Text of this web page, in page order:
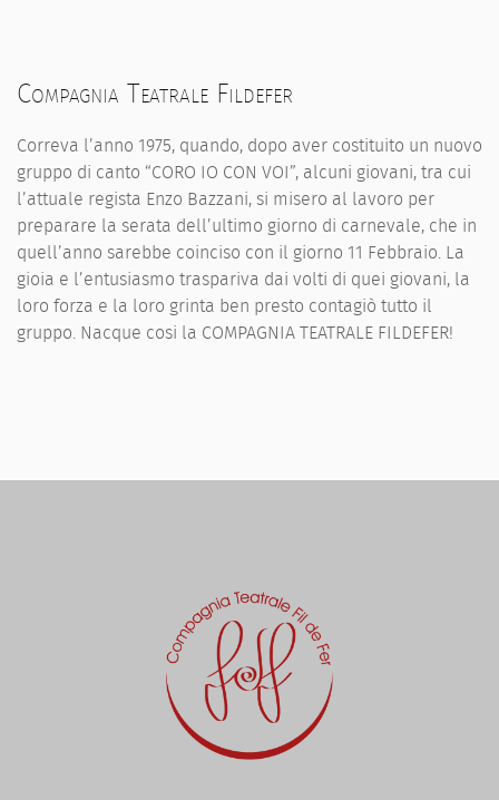
Compagnia Teatrale Fildefer
Correva l’anno 1975, quando, dopo aver costituito un nuovo
gruppo di canto “CORO IO CON VOI”, alcuni giovani, tra cui
l’attuale regista Enzo Bazzani, si misero al lavoro per
preparare la serata dell’ultimo giorno di carnevale, che in
quell’anno sarebbe coinciso con il giorno 11 Febbraio. La
gioia e l’entusiasmo traspariva dai volti di quei giovani, la
loro forza e la loro grinta ben presto contagiò tutto il
gruppo. Nacque cosi la COMPAGNIA TEATRALE FILDEFER!